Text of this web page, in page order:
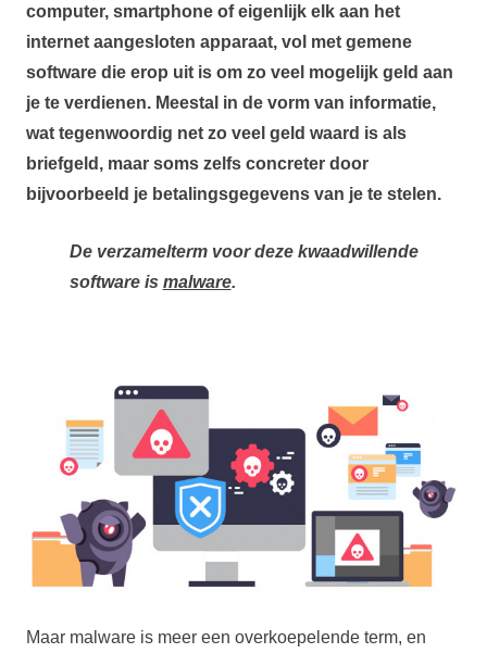
computer, smartphone of eigenlijk elk aan het
internet aangesloten apparaat, vol met gemene
software die erop uit is om zo veel mogelijk geld aan
je te verdienen. Meestal in de vorm van informatie,
wat tegenwoordig net zo veel geld waard is als
briefgeld, maar soms zelfs concreter door
bijvoorbeeld je betalingsgegevens van je te stelen.
De verzamelterm voor deze kwaadwillende
software is malware.
Maar malware is meer een overkoepelende term, en